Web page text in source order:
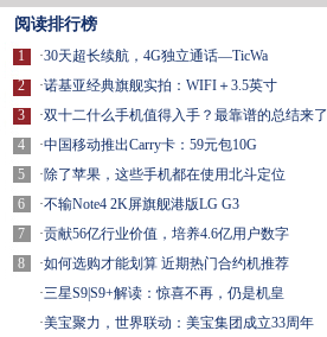
阅读排行榜
1
2
3
4
5
6
7
8
·30天超长续航，4G独立通话—TicWa
·诺基亚经典旗舰实拍：WIFI＋3.5英寸
·双十二什么手机值得入手？最靠谱的总结来了
·中国移动推出Carry卡：59元包10G
·除了苹果，这些手机都在使用北斗定位
·不输Note4 2K屏旗舰港版LG G3
·贡献56亿行业价值，培养4.6亿用户数字
·如何选购才能划算 近期热门合约机推荐
·三星S9|S9+解读：惊喜不再，仍是机皇
·美宝聚力，世界联动：美宝集团成立33周年